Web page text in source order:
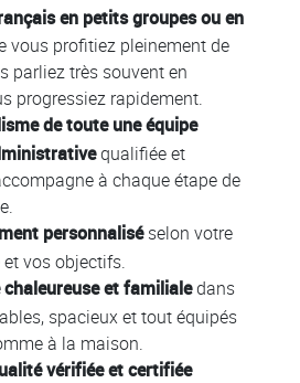
en petits groupes ou en
vous profitiez pleinement de
parliez très souvent en
progressiez rapidement.
de toute une équipe
qualifiée et
à chaque étape de
personnaliséselon votre
vos objectifs.
et familialedans
spacieux et tout équipés
à la maison.
vérifiée et certifiée